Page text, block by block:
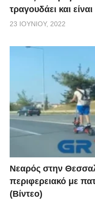
τραγουδάει και
23 ΙΟΥΝΊΟΥ, 2022
Νεαρός στην
περιφερειακό με
(Βίντεο)